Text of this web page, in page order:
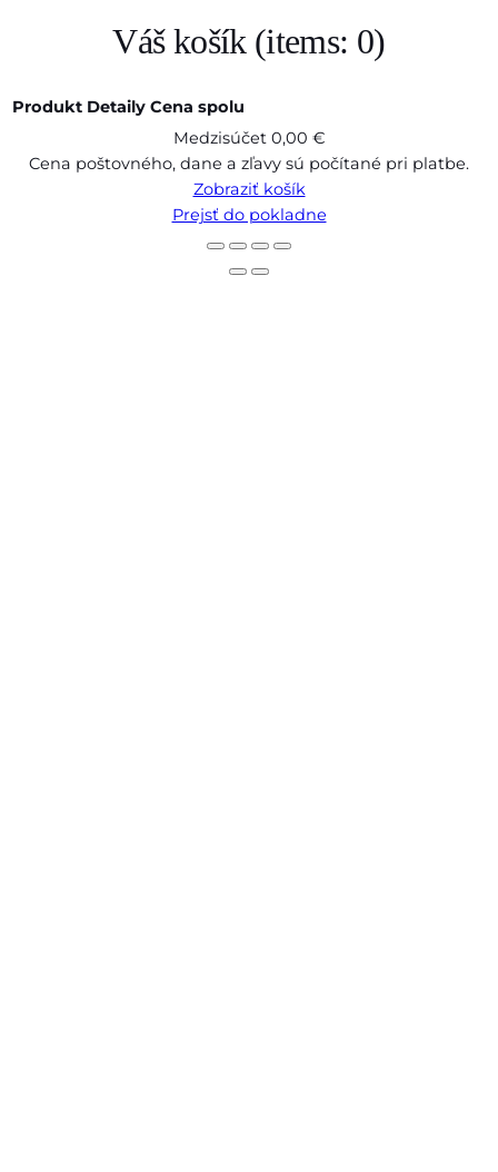
Váš košík (items: 0)
Produkty
Produkt Detaily Cena spolu
Medzisúčet 0,00 €
Cena poštovného, dane a zľavy sú počítané pri platbe.
Zobraziť košík
Prejsť do pokladne